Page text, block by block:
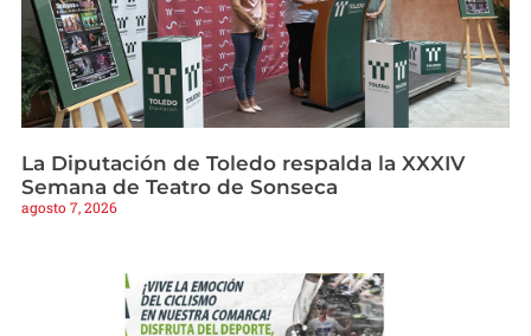
La Diputación de Toledo respalda la XXXIV
Semana de Teatro de Sonseca
agosto 7, 2026